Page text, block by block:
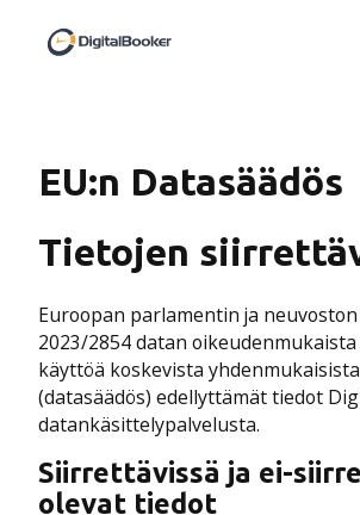
EU:n Datasäädös
Tietojen
Euroopan parlamentin ja neuvoston
2023/2854 datan
käyttöä koskevista
(datasäädös) edellyttämät tiedot
datankäsittelypalvelusta.
Siirrettävissä ja ei-
olevat tiedot